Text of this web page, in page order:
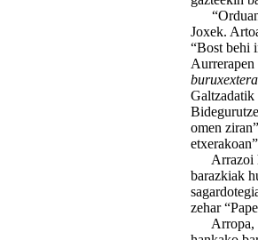
“Orduan
Joxek.
“Bost behi
Aurrerapen
buruxextera
Galtzadatik
omen
Arrazoi
barazkiak
zehar
Arropa,